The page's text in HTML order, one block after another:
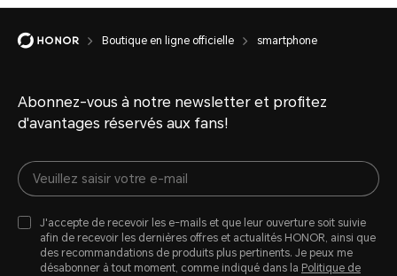
Boutique en ligne officielle smartphone
Abonnez-vous à notre newsletter et profitez
d'avantages réservés aux fans!
J'accepte de recevoir les e-mails et que leur ouverture soit suivie
afin de recevoir les dernières offres et actualités HONOR, ainsi que
des recommandations de produits plus pertinents. Je peux me
désabonner à tout moment, comme indiqué dans la Politique de